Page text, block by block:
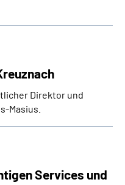
Direktor und
Masius.
Services und